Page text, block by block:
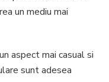
un mediu mai
aspect mai casual si
sunt adesea